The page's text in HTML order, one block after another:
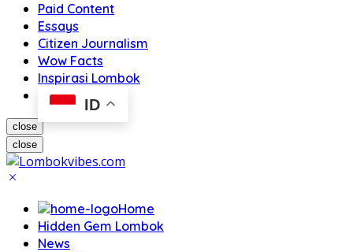
Paid Content
Essays
Citizen Journalism
Wow Facts
Inspirasi Lombok
ID
close
close
Home
Hidden Gem Lombok
News